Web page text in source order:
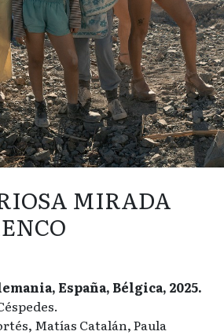
MIRADA
España, Bélgica, 2025.
Matías Catalán, Paula